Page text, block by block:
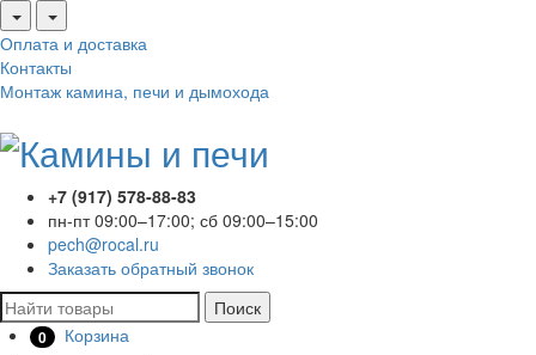
Оплата и доставка
Контакты
Монтаж камина, печи и дымохода
+7 (917) 578-88-83
пн-пт 09:00–17:00; сб 09:00–15:00
pech@rocal.ru
Заказать обратный звонок
Поиск
0
Корзина